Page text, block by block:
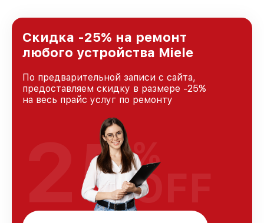
и лояльности наших клиентов.
Скидка -25% на ремонт
любого устройства Miele
По предварительной записи с сайта,
предоставляем скидку в размере -25%
на весь прайс услуг по ремонту
25%
OFF